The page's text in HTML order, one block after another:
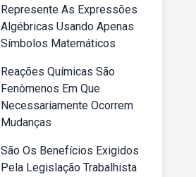
Represente As Expressões
Algébricas Usando Apenas
Símbolos Matemáticos
Reações Químicas São
Fenômenos Em Que
Necessariamente Ocorrem
Mudanças
São Os Benefícios Exigidos
Pela Legislação Trabalhista